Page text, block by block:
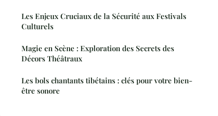
Les Enjeux Cruciaux de la Sécurité aux Festivals
Culturels
Magie en Scène : Exploration des Secrets des
Décors Théâtraux
Les bols chantants tibétains : clés pour votre bien-
être sonore